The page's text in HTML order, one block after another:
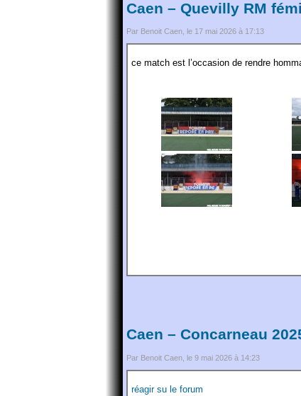
Caen – Quevilly RM
Par Benoit Caen, le 17 mai 2026 à 17:13
ce match est l’occasion de rendre
Caen – Concarneau
Par Benoit Caen, le 9 mai 2026 à 14:23
réagir su le forum